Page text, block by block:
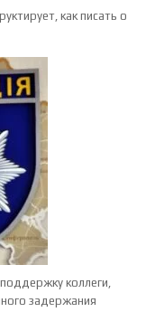
как писать о
коллеги,
задержания